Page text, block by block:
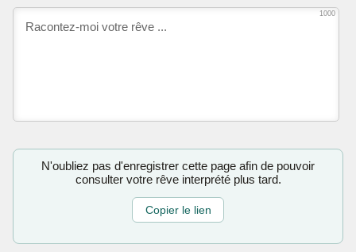
1000
N'oubliez pas d'enregistrer cette page afin de pouvoir
consulter votre rêve interprété plus tard.
Copier le lien